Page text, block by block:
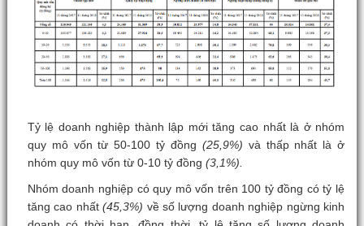
Tỷ lệ doanh nghiệp thành lập mới tăng cao nhất là ở nhóm
quy mô vốn từ 50-100 tỷ đồng (25,9%) và thấp nhất là ở
nhóm quy mô vốn từ 0-10 tỷ đồng (3,1%).
Nhóm doanh nghiệp có quy mô vốn trên 100 tỷ đồng có tỷ lệ
tăng cao nhất(45,3%) về số lượng doanh nghiệp ngừng kinh